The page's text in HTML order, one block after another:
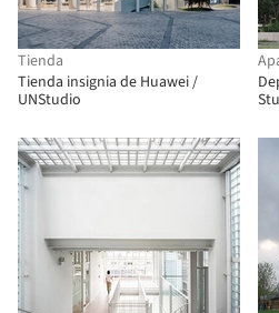
Tienda
Tienda insignia de Huawei /
UNStudio